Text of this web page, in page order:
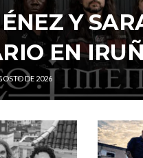
Y
EN
DE 2026